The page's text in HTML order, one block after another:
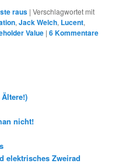
raus |Verschlagwortet mit
,Jack Welch, Lucent,
Value |6Kommentare
nicht!
elektrisches Zweirad